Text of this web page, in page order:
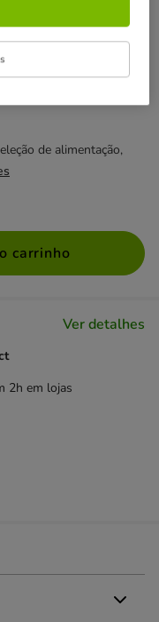
de alimentação,
carrinho
Ver detalhes
2h em lojas